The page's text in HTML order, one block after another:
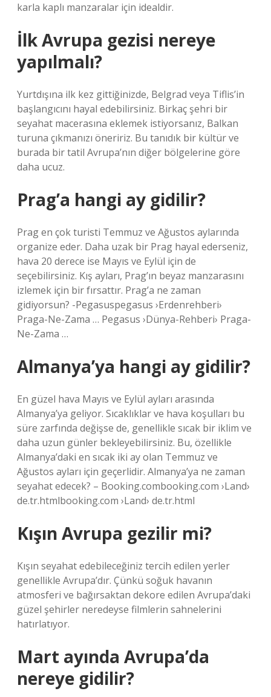
karla kaplı manzaralar için idealdir.
İlk Avrupa gezisi nereye
yapılmalı?
Yurtdışına ilk kez gittiğinizde, Belgrad veya Tiflis’in
başlangıcını hayal edebilirsiniz. Birkaç şehri bir
seyahat macerasına eklemek istiyorsanız, Balkan
turuna çıkmanızı öneririz. Bu tanıdık bir kültür ve
burada bir tatil Avrupa’nın diğer bölgelerine göre
daha ucuz.
Prag’a hangi ay gidilir?
Prag en çok turisti Temmuz ve Ağustos aylarında
organize eder. Daha uzak bir Prag hayal ederseniz,
hava 20 derece ise Mayıs ve Eylül için de
seçebilirsiniz. Kış ayları, Prag’ın beyaz manzarasını
izlemek için bir fırsattır. Prag’a ne zaman
gidiyorsun? -Pegasuspegasus ›Erdenrehberi›
Praga-Ne-Zama … Pegasus ›Dünya-Rehberi› Praga-
Ne-Zama …
Almanya’ya hangi ay gidilir?
En güzel hava Mayıs ve Eylül ayları arasında
Almanya’ya geliyor. Sıcaklıklar ve hava koşulları bu
süre zarfında değişse de, genellikle sıcak bir iklim ve
daha uzun günler bekleyebilirsiniz. Bu, özellikle
Almanya’daki en sıcak iki ay olan Temmuz ve
Ağustos ayları için geçerlidir. Almanya’ya ne zaman
seyahat edecek? – Booking.combooking.com ›Land›
de.tr.htmlbooking.com ›Land› de.tr.html
Kışın Avrupa gezilir mi?
Kışın seyahat edebileceğiniz tercih edilen yerler
genellikle Avrupa’dır. Çünkü soğuk havanın
atmosferi ve bağırsaktan dekore edilen Avrupa’daki
güzel şehirler neredeyse filmlerin sahnelerini
hatırlatıyor.
Mart ayında Avrupa’da
nereye gidilir?